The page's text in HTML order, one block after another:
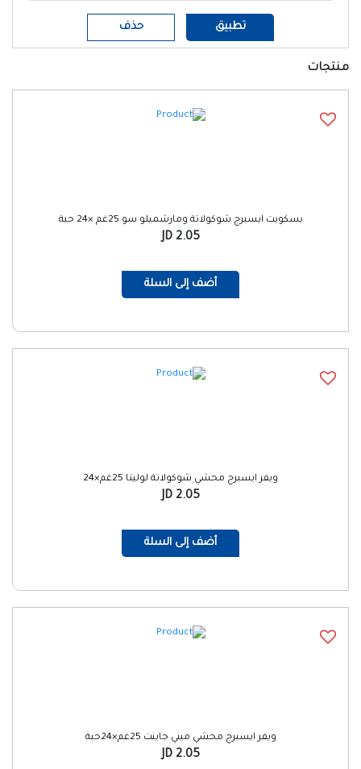
تطبيق حذف
منتجات
بسكويت ايسبرج شوكولاتة ومارشميلو سو 25غم ×24 حبة
2.05 JD
أضف إلى السلة
ويفر ايسبرج محشي شوكولاتة لوليتا 25غم×24
2.05 JD
أضف إلى السلة
ويفر ايسبرج محشي ميني جاينت 25غم×24حبة
2.05 JD